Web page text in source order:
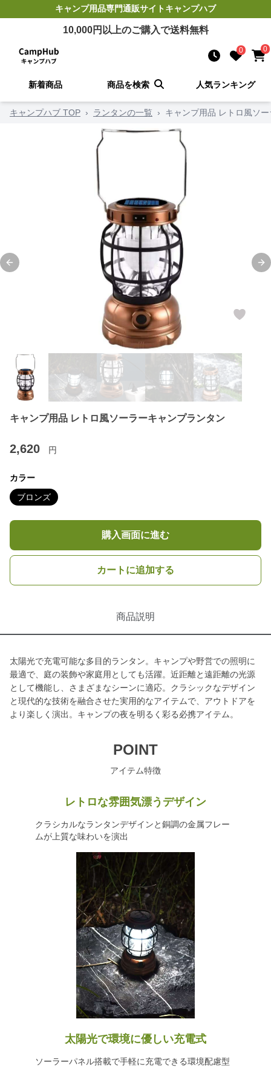
キャンプ用品専門通販サイトキャンプハブ
10,000円以上のご購入で送料無料
0 0
新着商品 商品を検索 人気ランキング
キャンプハブ TOP › ランタンの一覧 › キャンプ用品 レトロ風ソ
Previous slide
キャンプ用品 レトロ風ソーラーキャンプランタン
2,620 円
カラー
ブロンズ
購入画面に進む
カートに追加する
商品説明
太陽光で充電可能な多目的ランタン。キャンプや野営での照明に
最適で、庭の装飾や家庭用としても活躍。近距離と遠距離の光源
として機能し、さまざまなシーンに適応。クラシックなデザイン
と現代的な技術を融合させた実用的なアイテムで、アウトドアを
より楽しく演出。キャンプの夜を明るく彩る必携アイテム。
POINT
アイテム特徴
レトロな雰囲気漂うデザイン
クラシカルなランタンデザインと銅調の金属フレー
ムが上質な味わいを演出
太陽光で環境に優しい充電式
ソーラーパネル搭載で手軽に充電できる環境配慮型